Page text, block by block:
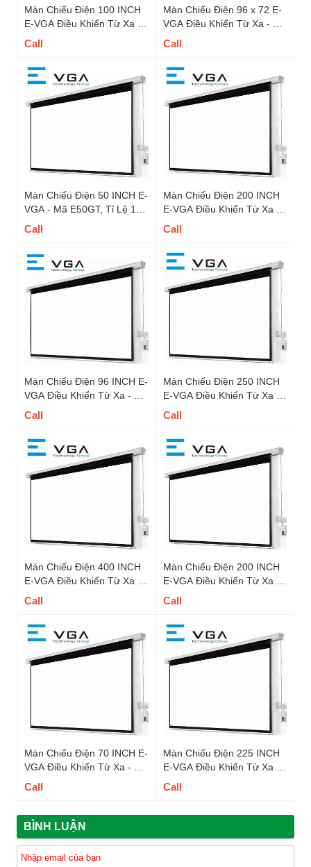
Màn Chiếu Điện 100 INCH
E-VGA Điều Khiển Từ Xa -
Mã EW100GT
Call
Màn Chiếu Điện 96 x 72 E-
VGA Điều Khiển Từ Xa - Mã
EW96GT, Tỉ Lệ 4 : 3
Call
Màn Chiếu Điện 50 INCH E-
VGA - Mã E50GT, Tỉ Lệ 1 :
1
Call
Màn Chiếu Điện 200 INCH
E-VGA Điều Khiển Từ Xa -
Mã EW200GT
Call
Màn Chiếu Điện 96 INCH E-
VGA Điều Khiển Từ Xa - Mã
E96GT, Tỉ Lệ 1 : 1
Call
Màn Chiếu Điện 250 INCH
E-VGA Điều Khiển Từ Xa -
Mã EW250GT, Tỉ Lệ 4 : 3
Call
Màn Chiếu Điện 400 INCH
E-VGA Điều Khiển Từ Xa -
Mã EW400GT, Tỉ Lệ 4 : 3
Call
Màn Chiếu Điện 200 INCH
E-VGA Điều Khiển Từ Xa -
Mã E200GT, Tỉ Lệ 1 : 1
Call
Màn Chiếu Điện 70 INCH E-
VGA Điều Khiển Từ Xa - Mã
E70GT, Tỉ Lệ 1 : 1
Call
Màn Chiếu Điện 225 INCH
E-VGA Điều Khiển Từ Xa -
Mã E225GT, TL 1 : 1
Call
BÌNH LUẬN